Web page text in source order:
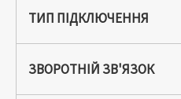
ТИП ПІДКЛЮЧЕННЯ
ЗВОРОТНІЙ ЗВ'ЯЗОК